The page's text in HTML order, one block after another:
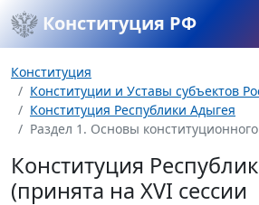
Конституция РФ
Конституция
Конституции и Уставы субъектов
Конституция Республики Адыгея
Раздел 1. Основы конституционного
Конституция
(принята на XVI сессии